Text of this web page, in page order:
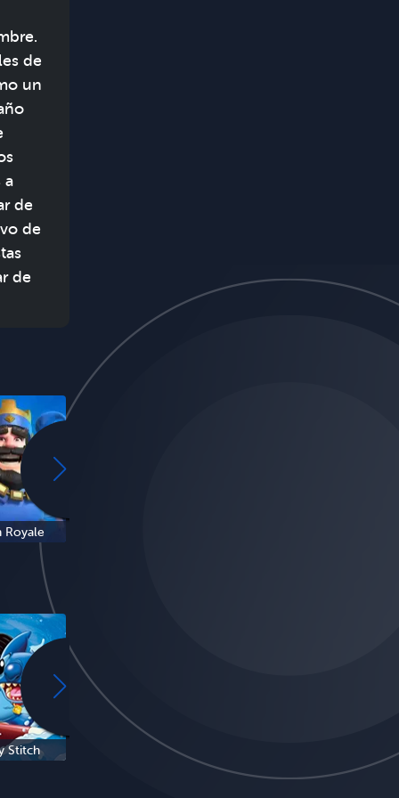
de
un
a
de
de
de
Royale
Stitch